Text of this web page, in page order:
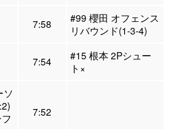
7:58
#99 櫻田 オフェンス
リバウンド(1-3-4)
7:54
#15 根本 2Pシュー
ト×
ソ
7:52